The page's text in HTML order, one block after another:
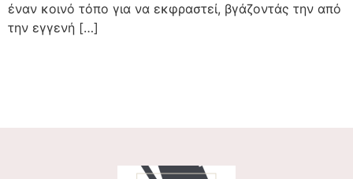
έναν κοινό τόπο για να εκφραστεί, βγάζοντάς την από
την εγγενή […]